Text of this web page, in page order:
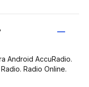
Android AccuRadio.
Radio Online.